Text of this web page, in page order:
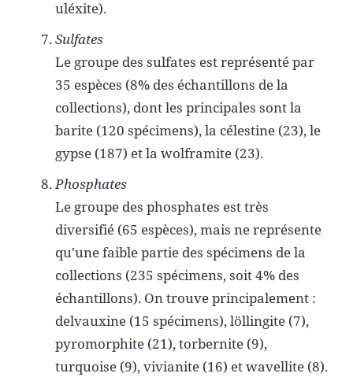
uléxite).
Sulfates
Le groupe des sulfates est représenté par
35 espèces (8% des échantillons de la
collections), dont les principales sont la
barite (120 spécimens), la célestine (23), le
gypse (187) et la wolframite (23).
Phosphates
Le groupe des phosphates est très
diversifié (65 espèces), mais ne représente
qu'une faible partie des spécimens de la
collections (235 spécimens, soit 4% des
échantillons). On trouve principalement :
delvauxine (15 spécimens), löllingite (7),
pyromorphite (21), torbernite (9),
turquoise (9), vivianite (16) et wavellite (8).